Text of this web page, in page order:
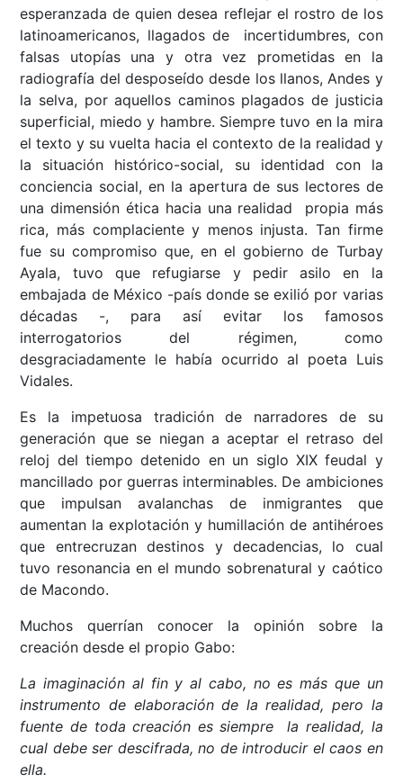
esperanzada de quien desea reflejar el rostro de los
latinoamericanos, llagados de incertidumbres, con
falsas utopías una y otra vez prometidas en la
radiografía del desposeído desde los llanos, Andes y
la selva, por aquellos caminos plagados de justicia
superficial, miedo y hambre. Siempre tuvo en la mira
el texto y su vuelta hacia el contexto de la realidad y
la situación histórico-social, su identidad con la
conciencia social, en la apertura de sus lectores de
una dimensión ética hacia una realidad propia más
rica, más complaciente y menos injusta. Tan firme
fue su compromiso que, en el gobierno de Turbay
Ayala, tuvo que refugiarse y pedir asilo en la
embajada de México -país donde se exilió por varias
décadas -, para así evitar los famosos
interrogatorios del régimen, como
desgraciadamente le había ocurrido al poeta Luis
Vidales.
Es la impetuosa tradición de narradores de su
generación que se niegan a aceptar el retraso del
reloj del tiempo detenido en un siglo XIX feudal y
mancillado por guerras interminables. De ambiciones
que impulsan avalanchas de inmigrantes que
aumentan la explotación y humillación de antihéroes
que entrecruzan destinos y decadencias, lo cual
tuvo resonancia en el mundo sobrenatural y caótico
de Macondo.
Muchos querrían conocer la opinión sobre la
creación desde el propio Gabo:
La imaginación al fin y al cabo, no es más que un
instrumento de elaboración de la realidad, pero la
fuente de toda creación es siempre la realidad, la
cual debe ser descifrada, no de introducir el caos en
ella.